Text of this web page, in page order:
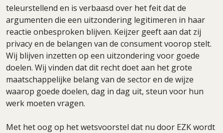
teleurstellend en is verbaasd over het feit dat de
argumenten die een uitzondering legitimeren in haar
reactie onbesproken blijven. Keijzer geeft aan dat zij
privacy en de belangen van de consument voorop stelt.
Wij blijven inzetten op een uitzondering voor goede
doelen. Wij vinden dat dit recht doet aan het grote
maatschappelijke belang van de sector en de wijze
waarop goede doelen, dag in dag uit, steun voor hun
werk moeten vragen.
Met het oog op het wetsvoorstel dat nu door EZK wordt